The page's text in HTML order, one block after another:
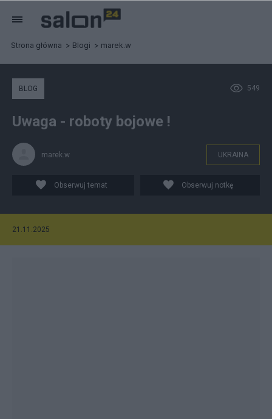
Strona główna Blogi marek.w
549
BLOG
Uwaga - roboty bojowe !
marek.w UKRAINA
Obserwuj temat Obserwuj notkę
21.11.2025